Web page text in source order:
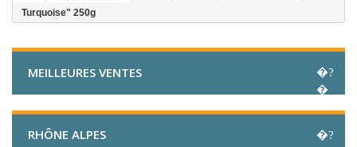
Turquoise" 250g
MEILLEURES VENTES
RHÔNE ALPES